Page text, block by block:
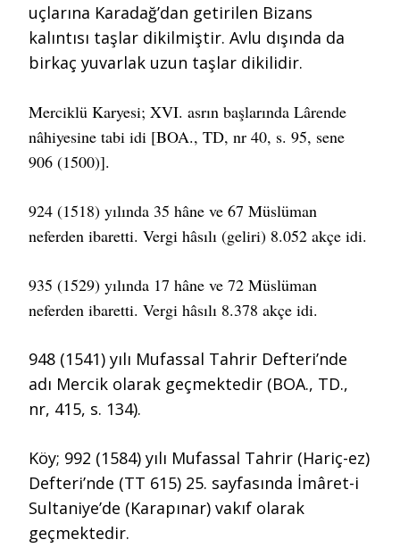
uçlarına Karadağ’dan getirilen Bizans
kalıntısı taşlar dikilmiştir. Avlu dışında da
birkaç yuvarlak uzun taşlar dikilidir.
Merciklü Karyesi; XVI. asrın başlarında Lârende
nâhiyesine tabi idi [BOA., TD, nr 40, s. 95, sene
906 (1500)].
924 (1518) yılında 35 hâne ve 67 Müslüman
neferden ibaretti. Vergi hâsılı (geliri) 8.052 akçe idi.
935 (1529) yılında 17 hâne ve 72 Müslüman
neferden ibaretti. Vergi hâsılı 8.378 akçe idi.
948 (1541) yılı Mufassal Tahrir Defteri’nde
adı Mercik olarak geçmektedir (BOA., TD.,
nr, 415, s. 134).
Köy; 992 (1584) yılı Mufassal Tahrir (Hariç-ez)
Defteri’nde (TT 615) 25. sayfasında İmâret-i
Sultaniye’de (Karapınar) vakıf olarak
geçmektedir.